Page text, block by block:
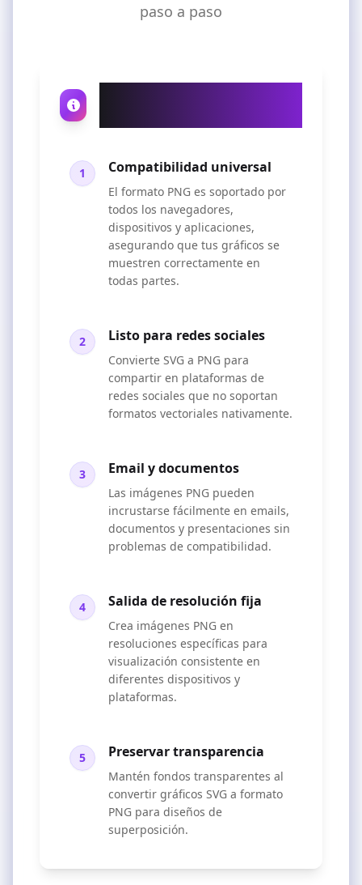
paso a paso
1 Compatibilidad universal
El formato PNG es soportado por
todos los navegadores,
dispositivos y aplicaciones,
asegurando que tus gráficos se
muestren correctamente en
todas partes.
2 Listo para redes sociales
Convierte SVG a PNG para
compartir en plataformas de
redes sociales que no soportan
formatos vectoriales nativamente.
3 Email y documentos
Las imágenes PNG pueden
incrustarse fácilmente en emails,
documentos y presentaciones sin
problemas de compatibilidad.
4 Salida de resolución fija
Crea imágenes PNG en
resoluciones específicas para
visualización consistente en
diferentes dispositivos y
plataformas.
5 Preservar transparencia
Mantén fondos transparentes al
convertir gráficos SVG a formato
PNG para diseños de
superposición.